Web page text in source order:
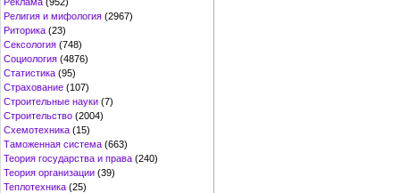
Религия и мифология (2967)
Риторика (23)
Сексология (748)
Социология (4876)
Статистика (95)
Страхование (107)
Строительные науки (7)
Строительство (2004)
Схемотехника (15)
Таможенная система (663)
Теория государства и права (240)
Теория организации (39)
Теплотехника (25)